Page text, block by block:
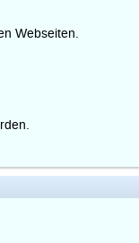
Webseiten.